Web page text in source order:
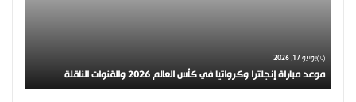
يونيو 17, 2026
موعد مباراة إنجلترا وكرواتيا في كأس العالم 2026 والقنوات الناقلة